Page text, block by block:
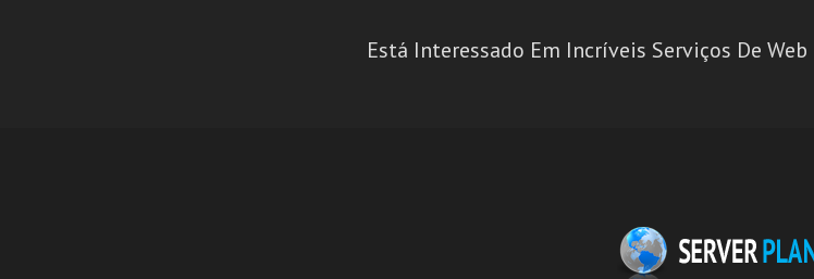
Está Interessado Em Incríveis Serviços De